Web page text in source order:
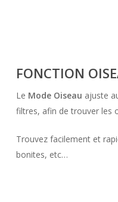
FONCTION
Le Mode Oiseau ajuste
filtres, afin de trouver les
Trouvez facilement et
bonites, etc…